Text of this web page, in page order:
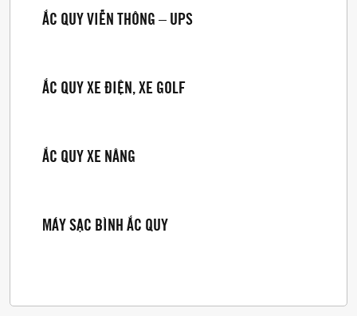
ẮC QUY VIỄN THÔNG – UPS
ẮC QUY XE ĐIỆN, XE GOLF
ẮC QUY XE NÂNG
MÁY SẠC BÌNH ẮC QUY